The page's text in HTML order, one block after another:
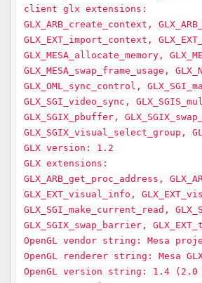
client glx extensions:
GLX_ARB_create_context,
GLX_EXT_import_context,
GLX_MESA_allocate_memory,
GLX_MESA_swap_frame_usage,
GLX_OML_sync_control,
GLX_SGI_video_sync,
GLX_SGIX_pbuffer,
GLX_SGIX_visual_select_group,
GLX version: 1.2
GLX extensions:
GLX_ARB_get_proc_address,
GLX_EXT_visual_info,
GLX_SGI_make_current_read,
GLX_SGIX_swap_barrier,
OpenGL vendor string: Mesa
OpenGL renderer string: Mesa
OpenGL version string: 1.4 (2.0